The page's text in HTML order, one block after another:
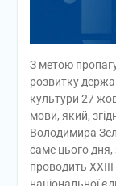
З метою
розвитку
культури 27
мови, який,
Володимира
саме цього дня,
проводить XXIII